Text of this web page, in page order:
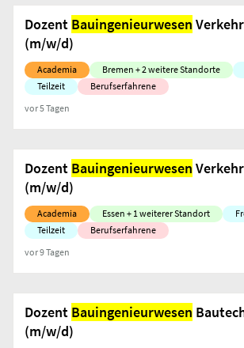
Dozent Bauingenieurwesen
(m/w/d)
Academia Bremen + 2 weitere Standorte
Teilzeit
Berufserfahrene
vor 5 Tagen
Dozent Bauingenieurwesen
(m/w/d)
Academia Essen + 1 weiterer Standort
Teilzeit
Berufserfahrene
vor 9 Tagen
Dozent Bauingenieurwesen
(m/w/d)